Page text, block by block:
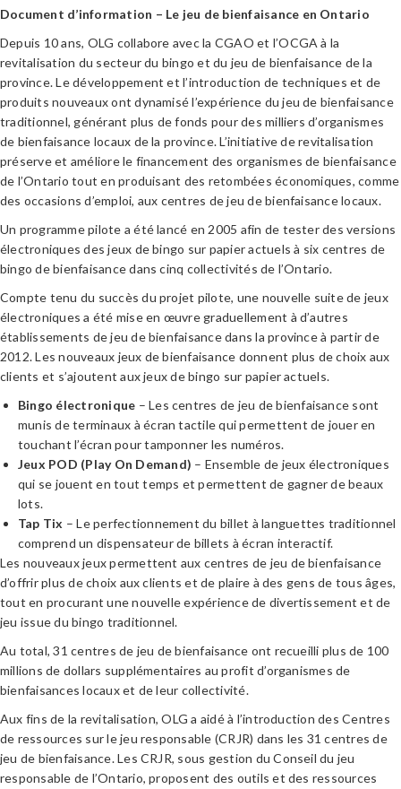
Document d’information – Le jeu de bienfaisance en Ontario
Depuis 10 ans, OLG collabore avec la CGAO et l’OCGA à la
revitalisation du secteur du bingo et du jeu de bienfaisance de la
province. Le développement et l’introduction de techniques et de
produits nouveaux ont dynamisé l’expérience du jeu de bienfaisance
traditionnel, générant plus de fonds pour des milliers d’organismes
de bienfaisance locaux de la province. L’initiative de revitalisation
préserve et améliore le financement des organismes de bienfaisance
de l’Ontario tout en produisant des retombées économiques, comme
des occasions d’emploi, aux centres de jeu de bienfaisance locaux.
Un programme pilote a été lancé en 2005 afin de tester des versions
électroniques des jeux de bingo sur papier actuels à six centres de
bingo de bienfaisance dans cinq collectivités de l’Ontario.
Compte tenu du succès du projet pilote, une nouvelle suite de jeux
électroniques a été mise en œuvre graduellement à d’autres
établissements de jeu de bienfaisance dans la province à partir de
2012. Les nouveaux jeux de bienfaisance donnent plus de choix aux
clients et s’ajoutent aux jeux de bingo sur papier actuels.
Bingo électronique – Les centres de jeu de bienfaisance sont
munis de terminaux à écran tactile qui permettent de jouer en
touchant l’écran pour tamponner les numéros.
Jeux POD (Play On Demand) – Ensemble de jeux électroniques
qui se jouent en tout temps et permettent de gagner de beaux
lots.
Tap Tix – Le perfectionnement du billet à languettes traditionnel
comprend un dispensateur de billets à écran interactif.
Les nouveaux jeux permettent aux centres de jeu de bienfaisance
d’offrir plus de choix aux clients et de plaire à des gens de tous âges,
tout en procurant une nouvelle expérience de divertissement et de
jeu issue du bingo traditionnel.
Au total, 31 centres de jeu de bienfaisance ont recueilli plus de 100
millions de dollars supplémentaires au profit d’organismes de
bienfaisances locaux et de leur collectivité.
Aux fins de la revitalisation, OLG a aidé à l’introduction des Centres
de ressources sur le jeu responsable (CRJR) dans les 31 centres de
jeu de bienfaisance. Les CRJR, sous gestion du Conseil du jeu
responsable de l’Ontario, proposent des outils et des ressources